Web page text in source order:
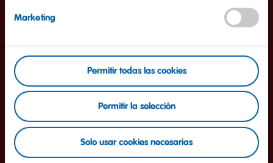
Marketing
Permitir todas las cookies
Permitir la selección
Solo usar cookies necesarias